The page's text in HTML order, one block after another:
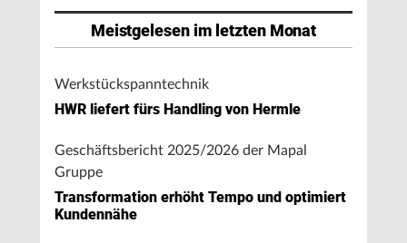
Meistgelesen im letzten Monat
Werkstückspanntechnik
HWR liefert fürs Handling von Hermle
Geschäftsbericht 2025/2026 der Mapal
Gruppe
Transformation erhöht Tempo und optimiert
Kundennähe